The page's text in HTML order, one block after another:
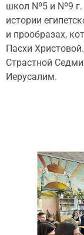
школ Nº5 и Nº9
истории
и прообразах,
Пасхи
Страстной
Иерусалим.